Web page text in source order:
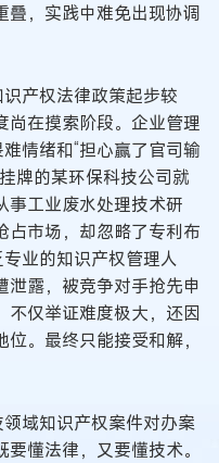
叠，实践中难免出现协调
产权法律政策起步较
尚在摸索阶段。企业管理
情绪和“担心赢了官司输
牌的某环保科技公司就
事工业废水处理技术研
占市场，却忽略了专利布
业的知识产权管理人
泄露，被竞争对手抢先申
不仅举证难度极大，还因
。最终只能接受和解，
域知识产权案件对办案
懂法律，又要懂技术。